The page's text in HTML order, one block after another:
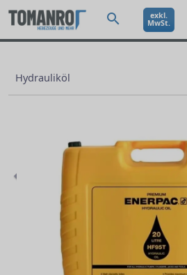
exkl.
MwSt.
Hydrauliköl
Previous